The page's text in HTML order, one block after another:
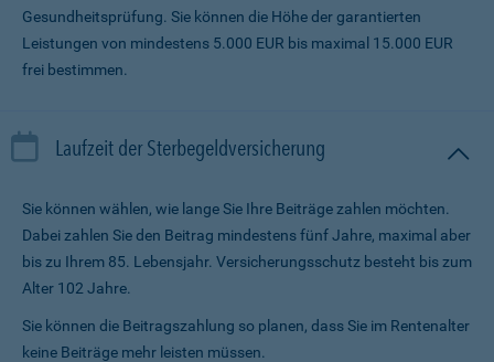
Gesundheitsprüfung. Sie können die Höhe der garantierten
Leistungen von mindestens 5.000 EUR bis maximal 15.000 EUR
frei bestimmen.
Laufzeit der Sterbegeldversicherung
Sie können wählen, wie lange Sie Ihre Beiträge zahlen möchten.
Dabei zahlen Sie den Beitrag mindestens fünf Jahre, maximal aber
bis zu Ihrem 85. Lebensjahr. Versicherungsschutz besteht bis zum
Alter 102 Jahre.
Sie können die Beitragszahlung so planen, dass Sie im Renten­alter
keine Beiträge mehr leisten müssen.